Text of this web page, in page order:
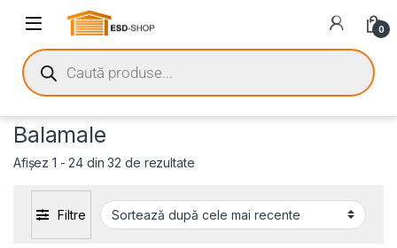
0
Balamale
Afișez 1 - 24 din 32 de rezultate
Filtre